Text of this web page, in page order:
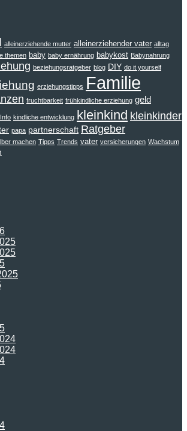
alleinerziehende mutter alleinerziehender vater alltag
themen baby baby ernährung babykost Babynahrung
beziehungsratgeber blog DIY do it yourself
erziehungstipps Familie
fruchtbarkeit frühkindliche erziehung geld
Info kindliche entwicklung kleinkind kleinkinder
papa partnerschaft Ratgeber
machen Tipps Trends vater versicherungen Wachstum